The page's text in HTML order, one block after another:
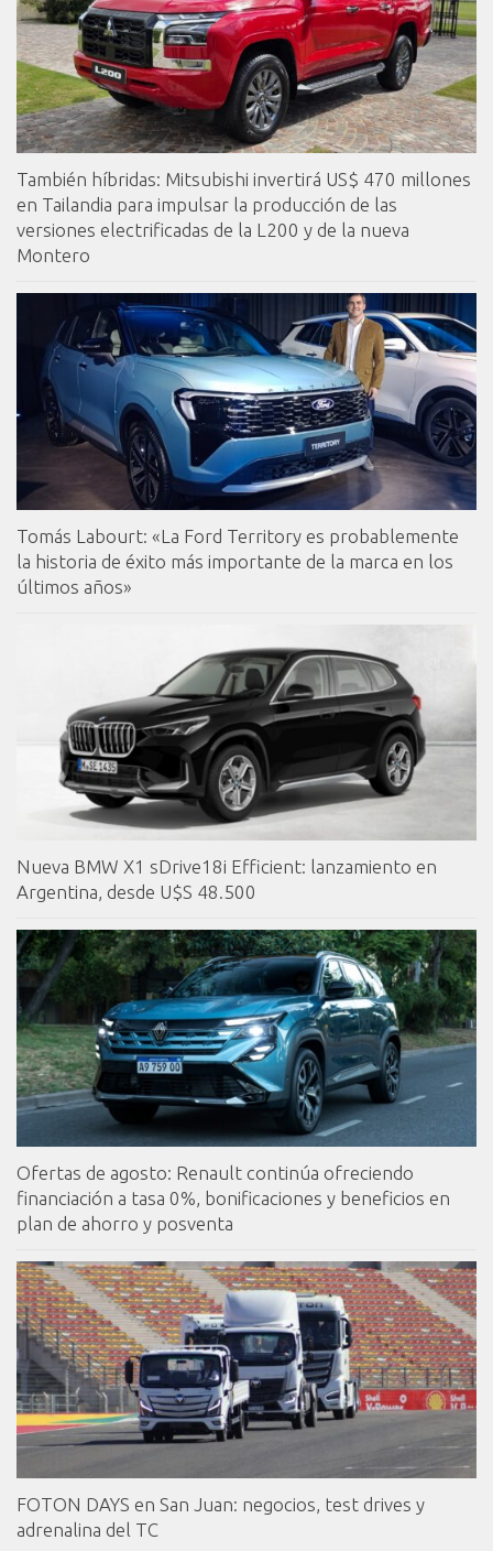
También híbridas: Mitsubishi invertirá US$ 470 millones
en Tailandia para impulsar la producción de las
versiones electrificadas de la L200 y de la nueva
Montero
Tomás Labourt: «La Ford Territory es probablemente
la historia de éxito más importante de la marca en los
últimos años»
Nueva BMW X1 sDrive18i Efficient: lanzamiento en
Argentina, desde U$S 48.500
Ofertas de agosto: Renault continúa ofreciendo
financiación a tasa 0%, bonificaciones y beneficios en
plan de ahorro y posventa
FOTON DAYS en San Juan: negocios, test drives y
adrenalina del TC